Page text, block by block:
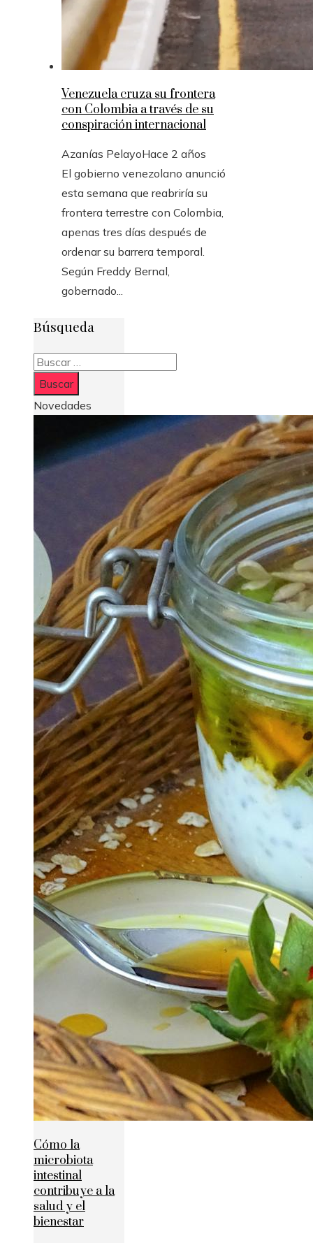
Venezuela cruza su frontera
con Colombia a través de su
conspiración internacional
Azanías PelayoHace 2 años
El gobierno venezolano anunció
esta semana que reabriría su
frontera terrestre con Colombia,
apenas tres días después de
ordenar su barrera temporal.
Según Freddy Bernal,
gobernado...
Búsqueda
Buscar:
Novedades
Cómo la
microbiota
intestinal
contribuye a la
salud y el
bienestar